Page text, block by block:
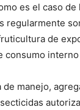
es el caso de
regularmente
de
interno
manejo,